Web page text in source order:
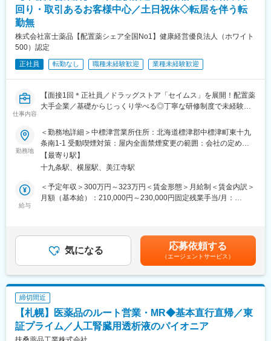
■やりがい：
を聞くことで、お客様と信頼関係を築き、お客様の健康管理に貢
献することができます。
・「この薬すごく効き目があって良かったよ。」「こないだのリ
ンゴ酢美味しかった！ちょうどまた買おうと思ってたの。来てく
れてありがとう。」など、「ありがとう」という言葉が一番のや
りがいです。
変更の範囲：会社の定める業務
※一部、新たに配置薬を置いていただくお客様への訪問がありま
└配置薬は無料でおけるので、お客様も抵抗なく置いてくれる製
品です。
■未経験の方も安心！充実した研修制度：
・入社2週間～1カ月 ： 先輩社員に同行し、仕事の流れを学びま
す。「会話のコツ」や「商品のご案内方法」といった実践的なス
・入社1カ月以降 ： 慣れてきたら独り立ち。既存のお客様をメイ
ンに訪問します。
★困ったら先輩社員に相談しやすい雰囲気です！
・入社後は、医薬品販売の専門知識を身につけるために、登録販
売者資格を取得していただきます。（取得率90％以上）
■働き方：
・基本土日祝休み／年3回の大型連休あり
・スケジュールに合わせて直行直帰可
・転居を伴う転勤はありません
■やりがい：
・最近、健康のことで困っていることがないかなど、親身にお話
を聞くことで、お客様と信頼関係を築き、お客様の健康管理に貢
回り・取引あるお客様中心／土日祝休◇転居を伴う転
勤無
株式会社富士薬品【配置薬シェア全国No1】健康経営優良法人（ホワイト
500）認定
正社員 転勤なし 職種未経験歓迎 業種未経験歓迎
仕事内容
【面接1回＊正社員／ドラッグストア「セイムス」を展開！配置薬
大手企業／基礎からじっくり学べる◎丁寧な研修制度で未経験の
■職務内容：
担当エリアのお客様（個人宅や企業）へ訪問し、配置薬（お薬
箱）や健康食品の提案をお任せします。
※既に、取引のあるお客様先を訪問するスタイルです。
＜仕事の流れ＞
配置薬や健康食品、サプリメントの使用頻度に合わせて、1～6ヵ
へ訪問をします。
・配置薬や健康食品の期限管理
・健康相談、新商品・サービスのご提案 など
※一部、新たに配置薬を置いていただくお客様への訪問がありま
す。
└配置薬は無料でおけるので、お客様も抵抗なく置いてくれる製
勤務地
＜勤務地詳細＞中標津営業所住所：北海道標津郡中標津町東十九
条南1-1 受動喫煙対策：屋内全面禁煙変更の範囲：会社の定める
場所
【最寄り駅】
十九条駅、横屋駅、美江寺駅
給与
＜予定年収＞300万円～323万円＜賃金形態＞月給制＜賃金内訳＞
月額（基本給）：210,000円～230,000円固定残業手当/月：
年収は当社規定に基づき、年齢や経験に応じて決定します。・昇
給：年1回（4月）＜モデル給与＞※入社3年目平均基本給＋各種手
当＋業績連動給→総支給月額344,141円※業績連動給：月の予算達
成や売り上げに対して支払われます賃金はあくまでも目安の金額
であり、選考を通じて上下する可能性があります。月給(月額)は固
定手当を含めた表記です。
気になる 応募依頼する
（エージェントサービス）
締切間近
【札幌】医薬品のルート営業・MR◆基本直行直帰／東
証プライム／人工腎臓用透析液のパイオニア